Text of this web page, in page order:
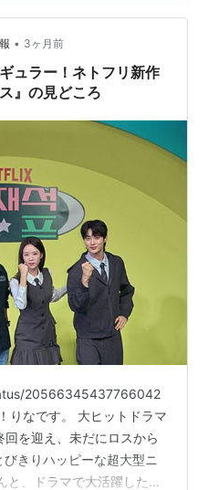
• 3ヶ月前
ュラー！ネトフリ新作
』の見どころ
20566345437766042
りなです。 大ヒットドラマ
回を迎え、未だにロスから
きりハッピーな超大型ニ
と、ドラマで大活躍したビ